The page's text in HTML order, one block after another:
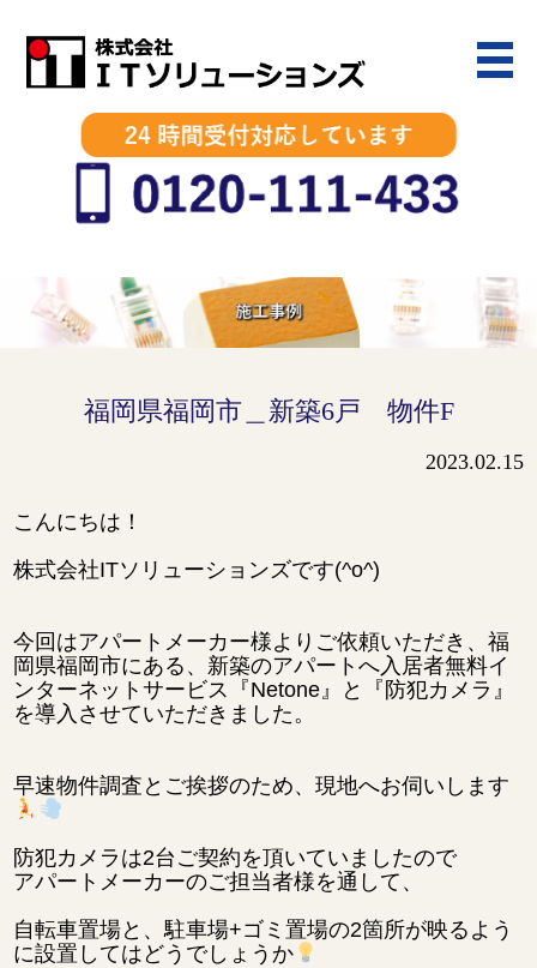
福岡県福岡市＿新築6戸 物件F
2023.02.15
こんにちは！
株式会社ITソリューションズです(^o^)
今回はアパートメーカー様よりご依頼いただき、福
岡県福岡市にある、新築のアパートへ入居者無料イ
ンターネットサービス『Netone』と『防犯カメラ』
を導入させていただきました。
早速物件調査とご挨拶のため、現地へお伺いします
防犯カメラは2台ご契約を頂いていましたので
アパートメーカーのご担当者様を通して、
自転車置場と、駐車場+ゴミ置場の2箇所が映るよう
に設置してはどうでしょうか